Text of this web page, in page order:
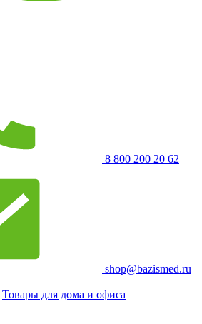
8 800 200 20 62
shop@bazismed.ru
Товары для дома и офиса